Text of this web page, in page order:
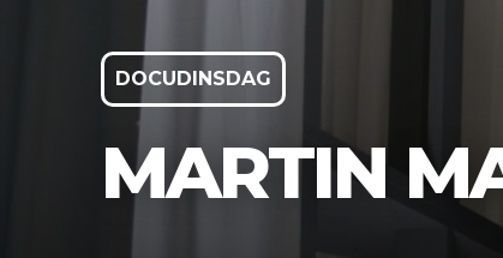
DOCUDINSDAG
MARTIN